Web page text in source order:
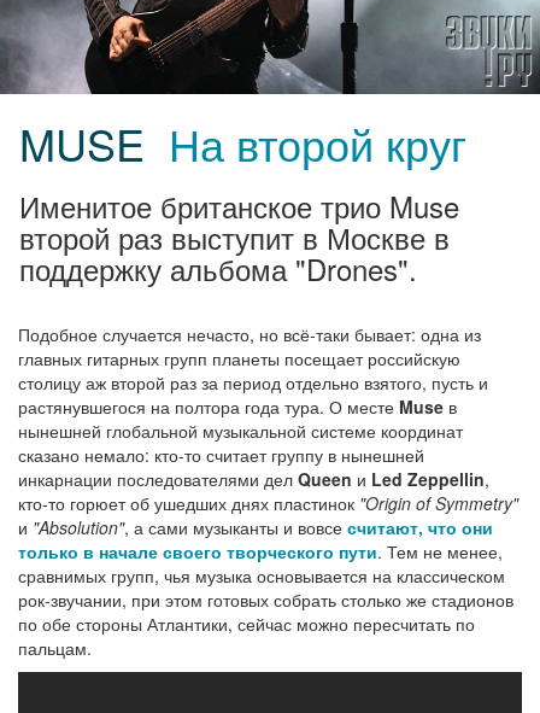
MUSE На второй круг
Именитое британское трио Muse
второй раз выступит в Москве в
поддержку альбома "Drones".
Подобное случается нечасто, но всё-таки бывает: одна из
главных гитарных групп планеты посещает российскую
столицу аж второй раз за период отдельно взятого, пусть и
растянувшегося на полтора года тура. О месте Muse в
нынешней глобальной музыкальной системе координат
сказано немало: кто-то считает группу в нынешней
инкарнации последователями дел Queen и Led Zeppellin,
кто-то горюет об ушедших днях пластинок "Origin of Symmetry"
и "Absolution", а сами музыканты и вовсе считают, что они
только в начале своего творческого пути. Тем не менее,
сравнимых групп, чья музыка основывается на классическом
рок-звучании, при этом готовых собрать столько же стадионов
по обе стороны Атлантики, сейчас можно пересчитать по
пальцам.